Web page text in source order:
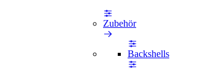
Zubehör
Backshells